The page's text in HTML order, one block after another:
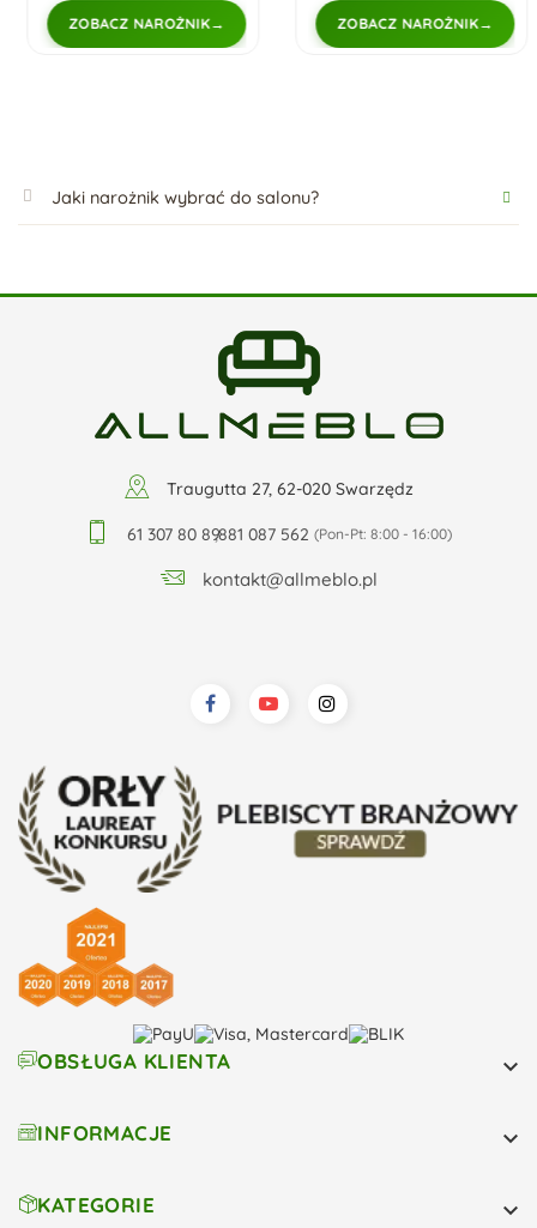
ZOBACZ NAROŻNIK ZOBACZ NAROŻNIK
Jaki narożnik wybrać do salonu?
Traugutta 27, 62-020 Swarzędz
61 307 80 89
,881 087 562 (Pon-Pt: 8:00 - 16:00)
kontakt@allmeblo.pl
OBSŁUGA KLIENTA 
INFORMACJE 
KATEGORIE 